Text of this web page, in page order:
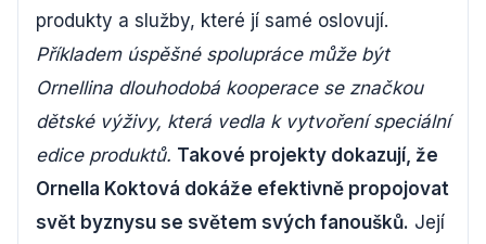
produkty a služby, které jí samé oslovují.
Příkladem úspěšné spolupráce může být
Ornellina dlouhodobá kooperace se značkou
dětské výživy, která vedla k vytvoření speciální
edice produktů. Takové projekty dokazují, že
Ornella Koktová dokáže efektivně propojovat
svět byznysu se světem svých fanoušků. Její